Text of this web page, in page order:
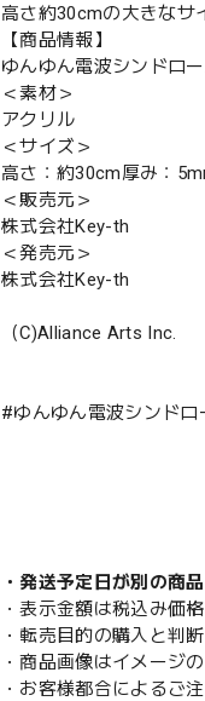
高さ約30cmの大きなサ
【商品情報】
ゆんゆん電波シンドロ
＜素材＞
アクリル
＜サイズ＞
高さ：約30cm厚み：
＜販売元＞
株式会社Key-th
＜発売元＞
株式会社Key-th
（C)Alliance Arts Inc.
#ゆんゆん電波シンド
・発送予定日が別の商
・表示金額は税込み価格
・転売目的の購入と判
・商品画像はイメージ
・お客様都合によるご